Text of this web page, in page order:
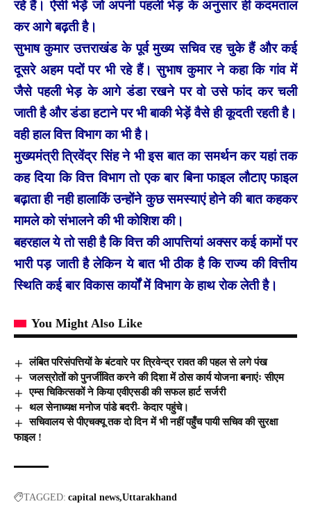
रहे हैं। ऐसी भेड़ें जो अपनी पहली भेड़ के अनुसार ही कदमताल
कर आगे बढ़ती है।
सुभाष कुमार उत्तराखंड के पूर्व मुख्य सचिव रह चुके हैं और कई
दूसरे अहम पदों पर भी रहे हैं। सुभाष कुमार ने कहा कि गांव में
जैसे पहली भेड़ के आगे डंडा रखने पर वो उसे फांद कर चली
जाती है और डंडा हटाने पर भी बाकी भेड़ें वैसे ही कूदती रहती है।
वही हाल वित्त विभाग का भी है।
मुख्यमंत्री त्रिवेंद्र सिंह ने भी इस बात का समर्थन कर यहां तक
कह दिया कि वित्त विभाग तो एक बार बिना फाइल लौटाए फाइल
बढ़ाता ही नही हालाकिं उन्होंने कुछ समस्याएं होने की बात कहकर
मामले को संभालने की भी कोशिश की।
बहरहाल ये तो सही है कि वित्त की आपत्तियां अक्सर कई कामों पर
भारी पड़ जाती है लेकिन ये बात भी ठीक है कि राज्य की वित्तीय
स्थिति कई बार विकास कार्यों में विभाग के हाथ रोक लेती है।
You Might Also Like
लंबित परिसंपत्तियों के बंटवारे पर त्रिवेन्द्र रावत की पहल से लगे पंख
जलस्रोतों को पुनर्जीवित करने की दिशा में ठोस कार्य योजना बनाएंः सीएम
एम्स चिकित्सकों ने किया एवीएसडी की सफल हार्ट सर्जरी
थल सेनाध्यक्ष मनोज पांडे बदरी- केदार पहुंचे।
सचिवालय से पीएचक्यू तक दो दिन में भी नहीं पहुँच पायी सचिव की सुरक्षा
फाइल !
TAGGED: capital news Uttarakhand